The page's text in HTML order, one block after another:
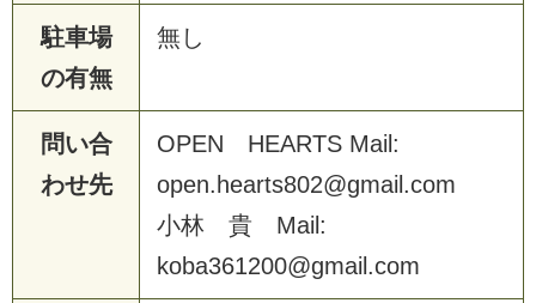
駐車場
の有無
無し
問い合
わせ先
OPEN HEARTS Mail:
open.hearts802@gmail.com
小林 貴 Mail:
koba361200@gmail.com